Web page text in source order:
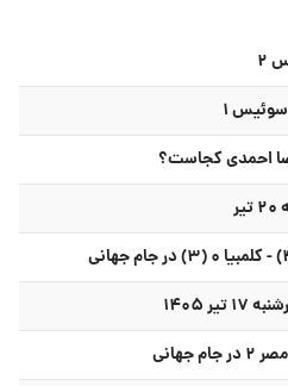
احمدی کجاست؟
۱۴۰۵